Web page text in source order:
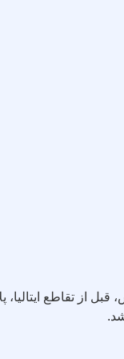
تقاطع ایتالیا، پلاک ۲۵،